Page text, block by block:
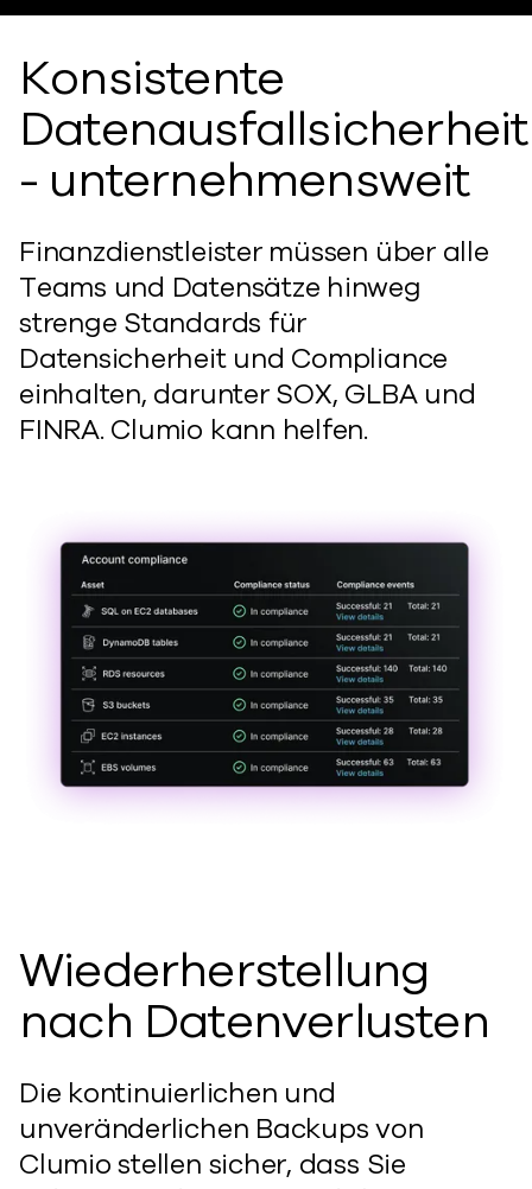
Konsistente
Datenausfallsicherheit
- unternehmensweit
Finanzdienstleister müssen über alle
Teams und Datensätze hinweg
strenge Standards für
Datensicherheit und Compliance
einhalten, darunter SOX, GLBA und
FINRA. Clumio kann helfen.
Wiederherstellung
nach Datenverlusten
Die kontinuierlichen und
unveränderlichen Backups von
Clumio stellen sicher, dass Sie